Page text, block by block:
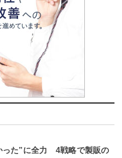
った”に全力 4戦略で製販の